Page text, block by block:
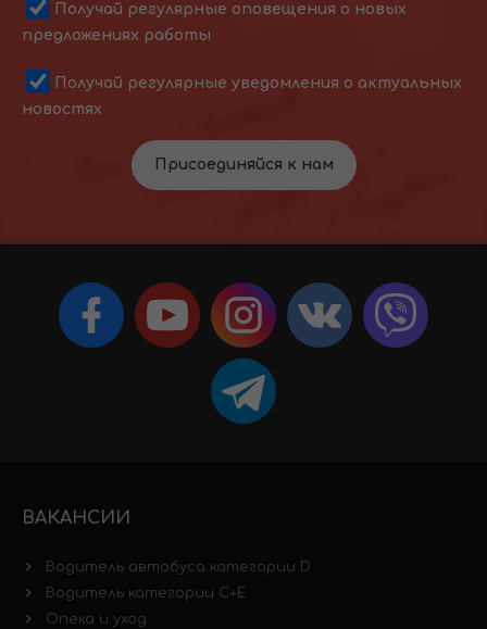
Получай регулярные оповещения о новых
предложениях работы
Получай регулярные уведомления о актуальных
новостях
Присоединяйся к нам
ВАКАНСИИ
Водитель автобуса категории D
Водитель категории C+E
Опека и уход